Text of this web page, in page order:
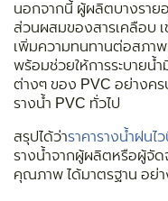
นอกจากนี้ ผู้ผลิตบางราย
ส่วนผสมของสารเคลือบ
เพิ่มความทนทานต่อสภา
พร้อมช่วยให้การระบายน้
ต่างๆ ของ PVC อย่างค
รางน้ำ PVC ทั่วไป
สรุปได้ว่าราคารางน้ำฝนไ
รางน้ำจากผู้ผลิตหรือผู้จัด
คุณภาพ ได้มาตรฐาน อย่า